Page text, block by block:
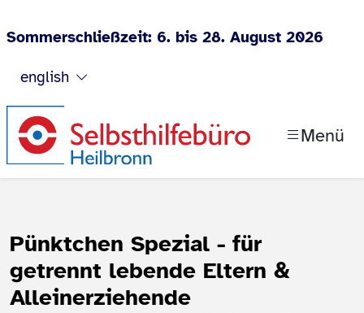
Jump to content
Sommerschließzeit: 6. bis 28. August 2026
english
Menü
Pünktchen Spezial - für
getrennt lebende Eltern &
Alleinerziehende